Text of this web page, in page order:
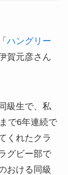
ハングリー
賀元彦さん
級生で、私
で6年連続で
くれたクラ
グビー部で
おける同級